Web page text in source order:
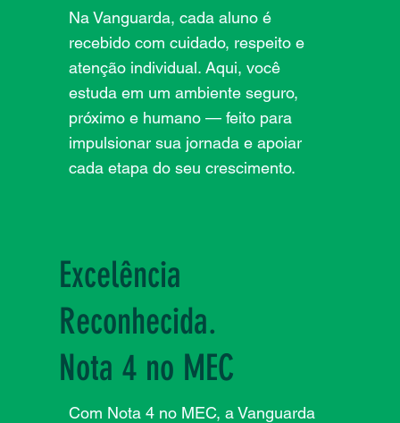
Na Vanguarda, cada aluno é
recebido com cuidado, respeito e
atenção individual. Aqui, você
estuda em um ambiente seguro,
próximo e humano — feito para
impulsionar sua jornada e apoiar
cada etapa do seu crescimento.
Excelência
Reconhecida.
Nota 4 no MEC
Com Nota 4 no MEC, a Vanguarda